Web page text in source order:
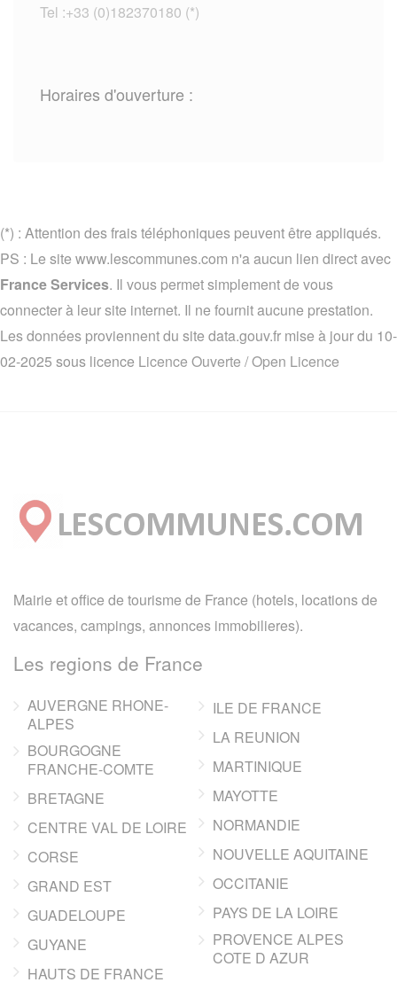
Tel :+33 (0)182370180 (*)
Horaires d'ouverture :
(*) : Attention des frais téléphoniques peuvent être appliqués.
PS : Le site www.lescommunes.com n'a aucun lien direct avec
France Services. Il vous permet simplement de vous
connecter à leur site internet. Il ne fournit aucune prestation.
Les données proviennent du site data.gouv.fr mise à jour du 10-
02-2025 sous licence Licence Ouverte / Open Licence
Mairie et office de tourisme de France (hotels, locations de
vacances, campings, annonces immobilieres).
Les regions de France
AUVERGNE RHONE-
ALPES
BOURGOGNE
FRANCHE-COMTE
BRETAGNE
CENTRE VAL DE LOIRE
CORSE
GRAND EST
GUADELOUPE
GUYANE
HAUTS DE FRANCE
ILE DE FRANCE
LA REUNION
MARTINIQUE
MAYOTTE
NORMANDIE
NOUVELLE AQUITAINE
OCCITANIE
PAYS DE LA LOIRE
PROVENCE ALPES
COTE D AZUR